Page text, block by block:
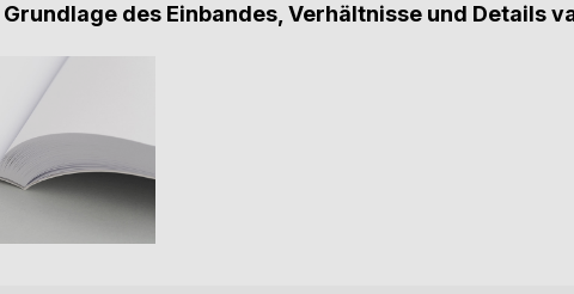
des Einbandes, Verhältnisse und Details